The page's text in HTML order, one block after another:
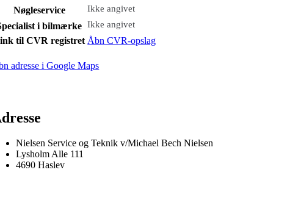
Nøgleservice Ikke angivet
i bilmærke Ikke angivet
til CVR registret Åbn CVR-opslag
adresse i Google Maps
Nielsen Service og Teknik v/Michael Bech Nielsen
Lysholm Alle 111
4690 Haslev